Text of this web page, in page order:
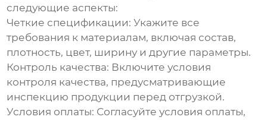
следующие аспекты:
Четкие спецификации: Укажите все
требования к материалам, включая состав,
плотность, цвет, ширину и другие параметры.
Контроль качества: Включите условия
контроля качества, предусматривающие
инспекцию продукции перед отгрузкой.
Условия оплаты: Согласуйте условия оплаты,